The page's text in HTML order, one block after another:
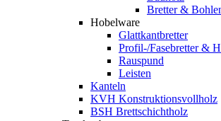
Bretter &
Hobelware
Glattkantbretter
Profil-/Fasebretter &
Rauspund
Leisten
Kanteln
KVH Konstruktionsvollholz
BSH Brettschichtholz